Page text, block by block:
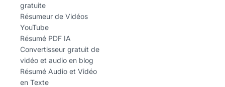
gratuite
Résumeur de Vidéos
YouTube
Résumé PDF IA
Convertisseur gratuit de
vidéo et audio en blog
Résumé Audio et Vidéo
en Texte